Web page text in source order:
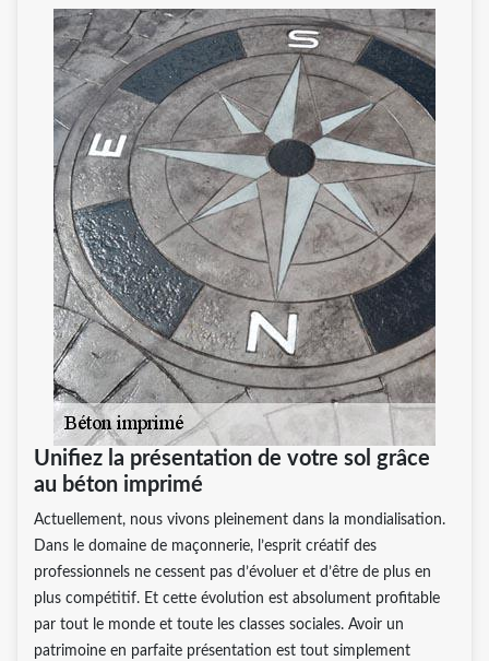
Unifiez la présentation de votre sol grâce
au béton imprimé
Actuellement, nous vivons pleinement dans la mondialisation.
Dans le domaine de maçonnerie, l’esprit créatif des
professionnels ne cessent pas d’évoluer et d’être de plus en
plus compétitif. Et cette évolution est absolument profitable
par tout le monde et toute les classes sociales. Avoir un
patrimoine en parfaite présentation est tout simplement